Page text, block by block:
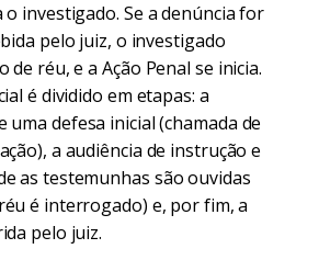
investigado. Se a denúncia for
pelo juiz, o investigado
de réu, e a Ação Penal se inicia.
é dividido em etapas: a
uma defesa inicial (chamada de
a audiência de instrução e
as testemunhas são ouvidas
é interrogado) e, por fim, a
pelo juiz.